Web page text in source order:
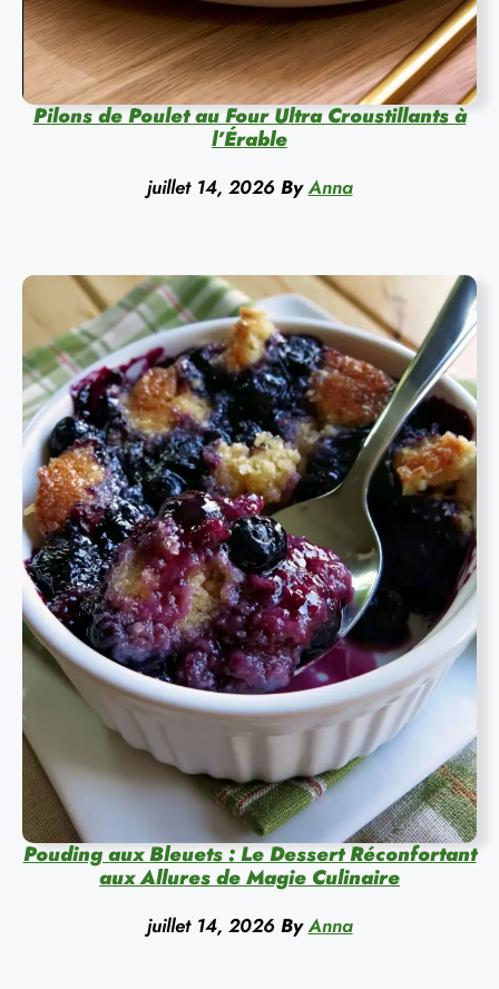
Pilons de Poulet au Four Ultra Croustillants à
l’Érable
juillet 14, 2026 By Anna
Pouding aux Bleuets : Le Dessert Réconfortant
aux Allures de Magie Culinaire
juillet 14, 2026 By Anna